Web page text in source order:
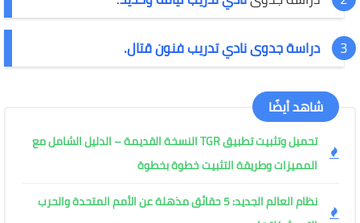
دراسة جدوى نادي تدريب فنون قتال.
شاهد أيضًا
تحميل وتثبيت تطبيق TGR النسخة القديمة – الدليل الشامل مع
المميزات وطريقة التثبيت خطوة بخطوة
نظام العالم الجديد: 5 حقائق مذهلة عن الأمم المتحدة والحرب